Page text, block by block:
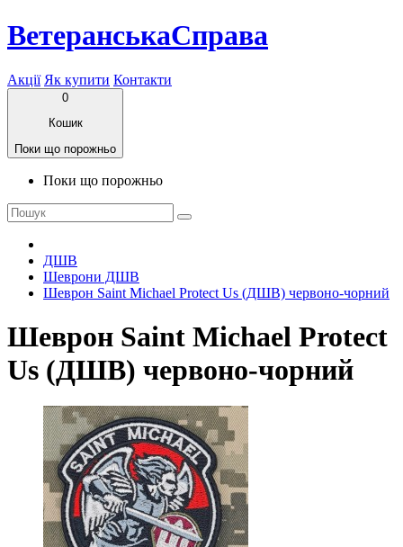
ВетеранськаСправа
Акції Як купити Контакти
0
Кошик
Поки що порожньо
Поки що порожньо
ДШВ
Шеврони ДШВ
Шеврон Saint Michael Protect Us (ДШВ) червоно-чорний
Шеврон Saint Michael Protect
Us (ДШВ) червоно-чорний